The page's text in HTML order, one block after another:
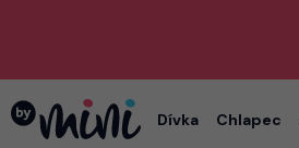
Dívka Chlapec